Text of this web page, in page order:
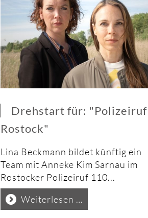
Drehstart für: "Polizeiruf
Rostock"
Lina Beckmann bildet künftig ein
Team mit Anneke Kim Sarnau im
Rostocker Polizeiruf 110...
Weiterlesen …
für: